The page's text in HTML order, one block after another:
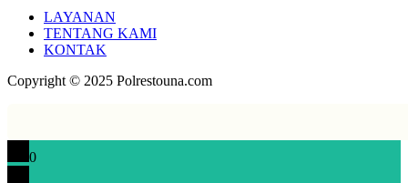
LAYANAN
TENTANG KAMI
KONTAK
Copyright © 2025 Polrestouna.com
0